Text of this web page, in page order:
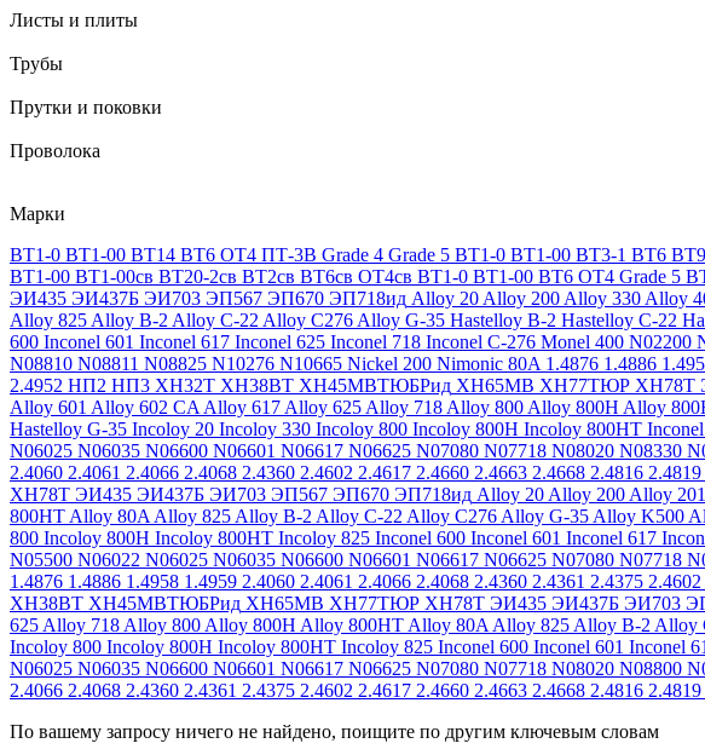
Листы и плиты
Трубы
Прутки и поковки
Проволока
Марки
ВТ1-0 ВТ1-00 ВТ14 ВТ6 ОТ4 ПТ-3В Grade 4 Grade 5 ВТ1-0 ВТ1-00 ВТ3-1 ВТ6 ВТ9
ВТ1-00 ВТ1-00св ВТ20-2св ВТ2св ВТ6св ОТ4св ВТ1-0 ВТ1-00 ВТ6 ОТ4 Grade 5
ЭИ435 ЭИ437Б ЭИ703 ЭП567 ЭП670 ЭП718ид Alloy 20 Alloy 200 Alloy 330 Alloy
Alloy 825 Alloy B-2 Alloy C-22 Alloy C276 Alloy G-35 Hastelloy B-2 Hastelloy C-22
600 Inconel 601 Inconel 617 Inconel 625 Inconel 718 Inconel C-276 Monel 400 N02200
N08810 N08811 N08825 N10276 N10665 Nickel 200 Nimonic 80A 1.4876 1.4886
2.4952 НП2 НП3 ХН32Т ХН38ВТ ХН45МВТЮБРид ХН65МВ ХН77ТЮР ХН78Т
Alloy 601 Alloy 602 CA Alloy 617 Alloy 625 Alloy 718 Alloy 800 Alloy 800H Alloy
Hastelloy G-35 Incoloy 20 Incoloy 330 Incoloy 800 Incoloy 800H Incoloy 800HT
N06025 N06035 N06600 N06601 N06617 N06625 N07080 N07718 N08020 N08330
2.4060 2.4061 2.4066 2.4068 2.4360 2.4602 2.4617 2.4660 2.4663 2.4668 2.4816 2.4819
ХН78Т ЭИ435 ЭИ437Б ЭИ703 ЭП567 ЭП670 ЭП718ид Alloy 20 Alloy 200 Alloy 201
800HT Alloy 80A Alloy 825 Alloy B-2 Alloy C-22 Alloy C276 Alloy G-35 Alloy K500
800 Incoloy 800H Incoloy 800HT Incoloy 825 Inconel 600 Inconel 601 Inconel 617
N05500 N06022 N06025 N06035 N06600 N06601 N06617 N06625 N07080 N07718
1.4876 1.4886 1.4958 1.4959 2.4060 2.4061 2.4066 2.4068 2.4360 2.4361 2.4375 2.4602
ХН38ВТ ХН45МВТЮБРид ХН65МВ ХН77ТЮР ХН78Т ЭИ435 ЭИ437Б ЭИ703
625 Alloy 718 Alloy 800 Alloy 800H Alloy 800HT Alloy 80A Alloy 825 Alloy B-2 Alloy
Incoloy 800 Incoloy 800H Incoloy 800HT Incoloy 825 Inconel 600 Inconel 601 Inconel
N06025 N06035 N06600 N06601 N06617 N06625 N07080 N07718 N08020 N08800
2.4066 2.4068 2.4360 2.4361 2.4375 2.4602 2.4617 2.4660 2.4663 2.4668 2.4816 2.4819
По вашему запросу ничего не найдено, поищите по другим ключевым словам